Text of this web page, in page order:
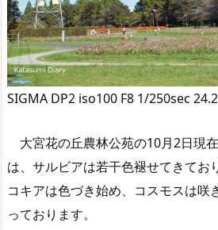
SIGMA DP2 iso100 F8 1/250sec
大宮花の丘農林公苑の10月2日現
は、サルビアは若干色褪せてきてお
コキアは色づき始め、コスモスは咲
っております。